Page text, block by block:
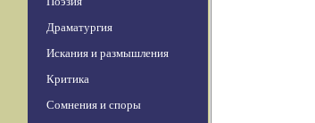
Драматургия
Искания и размышления
Критика
Сомнения и споры